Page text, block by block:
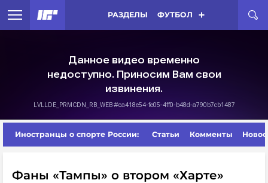
РАЗДЕЛЫ ФУТБОЛ
Иностранцы о спорте России: Статьи Комменты
Фаны «Тампы» о втором «Харте»